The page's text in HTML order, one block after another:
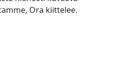
Ora kiittelee.